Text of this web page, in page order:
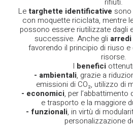
Letarghette identificative sono
con moquette riciclata, mentre
possono essere riutilizzate dagli
successive. Anche gli
favorendo il principio di riuso
risorse.
I benefici
- ambientali, grazie a
emissioni di CO₂, utilizzo di
- economici, per
e trasporto e la maggiore
- funzionali, in virtù di
personalizzazione